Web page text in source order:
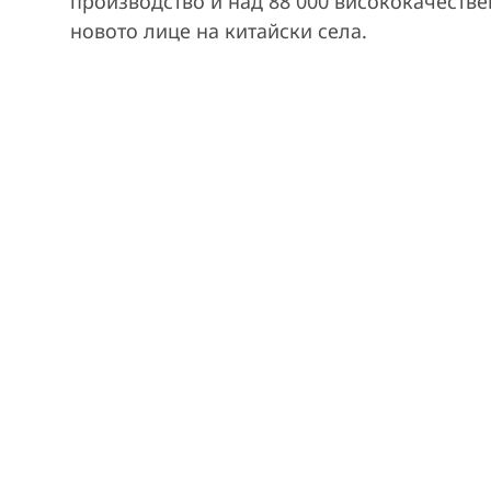
y
новото лице на китайски села.